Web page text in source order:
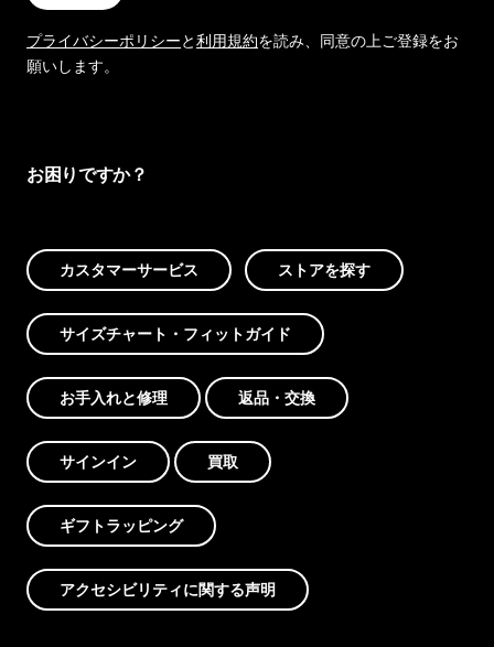
プライバシーポリシーと利用規約を読み、同意の上ご登録をお
願いします。
お困りですか？
カスタマーサービス ストアを探す
サイズチャート・フィットガイド
お手入れと修理 返品・交換
サインイン 買取
ギフトラッピング
アクセシビリティに関する声明